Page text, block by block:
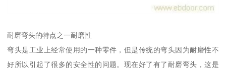
耐磨弯头的特点之一耐磨性
弯头是工业上经常使用的一种零件，但是传统的弯头因为耐磨性不
好所以引起了很多的安全性的问题。现在好了有了耐磨弯头，这是